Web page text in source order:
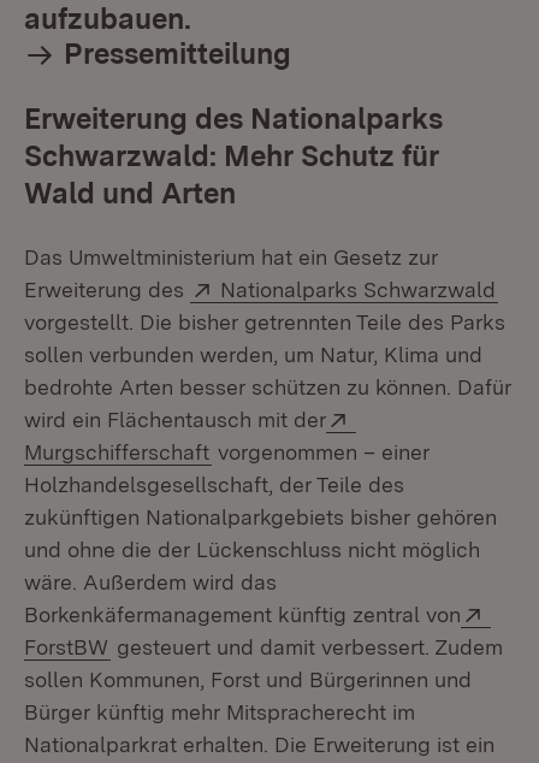
aufzubauen.
Pressemitteilung
Erweiterung des Nationalparks
Schwarzwald: Mehr Schutz für
Wald und Arten
Das Umweltministerium hat ein Gesetz zur
Erweiterung des
Extern:
Nationalparks Schwarzwald
vorgestellt. Die bisher getrennten Teile des Parks
sollen verbunden werden, um Natur, Klima und
bedrohte Arten besser schützen zu können. Dafür
wird ein Flächentausch mit der
Murgschifferschaft (Öffnet in neuem Fenster)
vorgenommen – einer
Holzhandelsgesellschaft, der Teile des
zukünftigen Nationalparkgebiets bisher gehören
und ohne die der Lückenschluss nicht möglich
wäre. Außerdem wird das
Borkenkäfermanagement künftig zentral von
ForstBW (Öffnet in neuem Fenster)
gesteuert und damit verbessert. Zudem
sollen Kommunen, Forst und Bürgerinnen und
Bürger künftig mehr Mitspracherecht im
Nationalparkrat erhalten. Die Erweiterung ist ein